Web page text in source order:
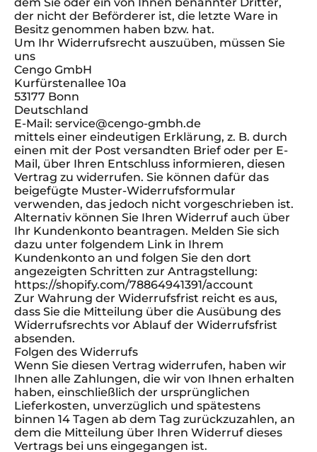
der nicht der Beförderer ist, die letzte Ware in
Besitz genommen haben bzw. hat.
Um Ihr Widerrufsrecht auszuüben, müssen Sie
uns
Cengo GmbH
Kurfürstenallee 10a
53177 Bonn
Deutschland
E-Mail: service@cengo-gmbh.de
mittels einer eindeutigen Erklärung, z. B. durch
einen mit der Post versandten Brief oder per E-
Mail, über Ihren Entschluss informieren, diesen
Vertrag zu widerrufen. Sie können dafür das
beigefügte Muster-Widerrufsformular
verwenden, das jedoch nicht vorgeschrieben ist.
Alternativ können Sie Ihren Widerruf auch über
Ihr Kundenkonto beantragen. Melden Sie sich
dazu unter folgendem Link in Ihrem
Kundenkonto an und folgen Sie den dort
angezeigten Schritten zur Antragstellung:
https://shopify.com/78864941391/account
Zur Wahrung der Widerrufsfrist reicht es aus,
dass Sie die Mitteilung über die Ausübung des
Widerrufsrechts vor Ablauf der Widerrufsfrist
absenden.
Folgen des Widerrufs
Wenn Sie diesen Vertrag widerrufen, haben wir
Ihnen alle Zahlungen, die wir von Ihnen erhalten
haben, einschließlich der ursprünglichen
Lieferkosten, unverzüglich und spätestens
binnen 14 Tagen ab dem Tag zurückzuzahlen, an
dem die Mitteilung über Ihren Widerruf dieses
Vertrags bei uns eingegangen ist.